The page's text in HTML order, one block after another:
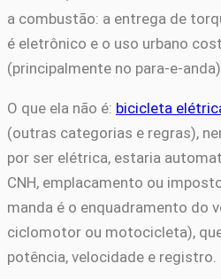
a combustão: a entrega de
é eletrônico e o uso urbano
(principalmente no para-e-
O que ela não é: bicicleta
(outras categorias e regras),
por ser elétrica, estaria
CNH, emplacamento ou
manda é o enquadramento do
ciclomotor ou motocicleta),
potência, velocidade e registro.